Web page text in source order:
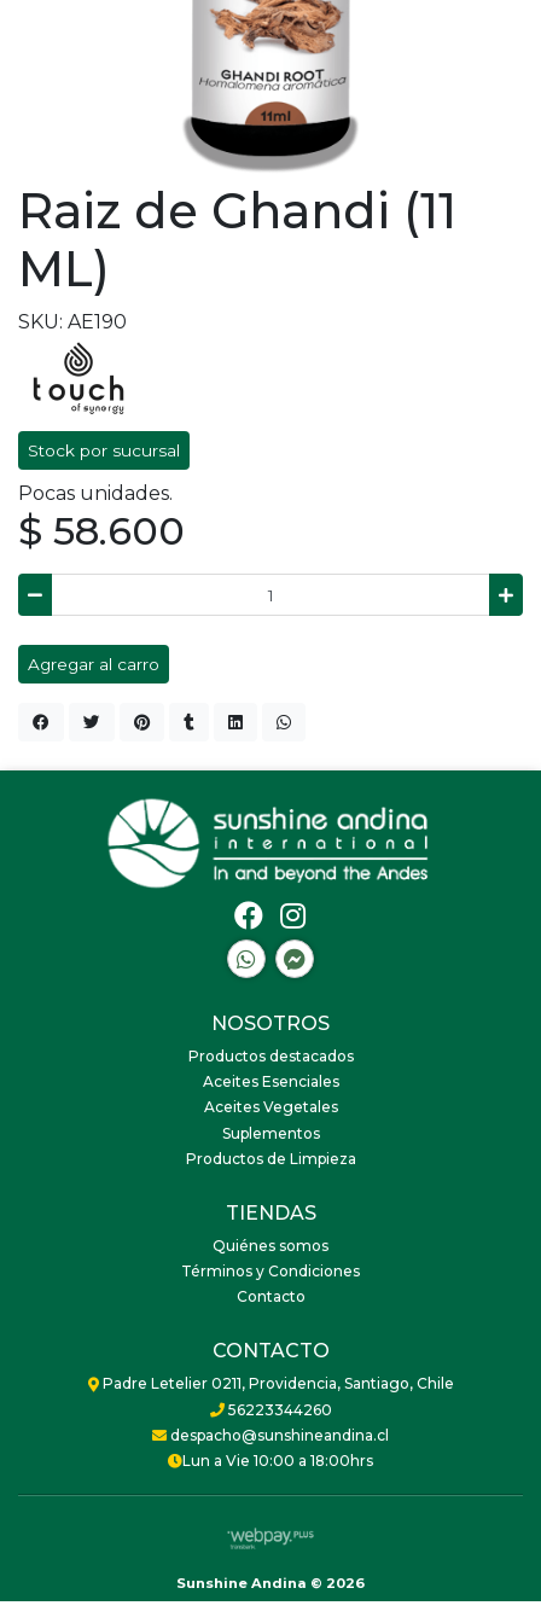
Raiz de Ghandi (11
ML)
SKU: AE190
Stock por sucursal
Pocas unidades.
$ 58.600
Agregar al carro
NOSOTROS
Productos destacados
Aceites Esenciales
Aceites Vegetales
Suplementos
Productos de Limpieza
TIENDAS
Quiénes somos
Términos y Condiciones
Contacto
CONTACTO
Padre Letelier 0211, Providencia, Santiago, Chile
56223344260
despacho@sunshineandina.cl
Lun a Vie 10:00 a 18:00hrs
Sunshine Andina © 2026
Creado porBsale